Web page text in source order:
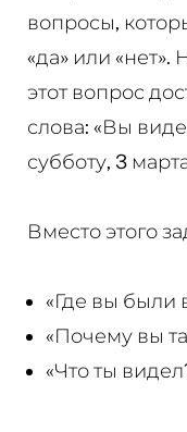
вопросы,
«да» или
этот вопрос
слова: «Вы
субботу, 3
Вместо этого
«Где вы были
«Почему вы
«Что ты